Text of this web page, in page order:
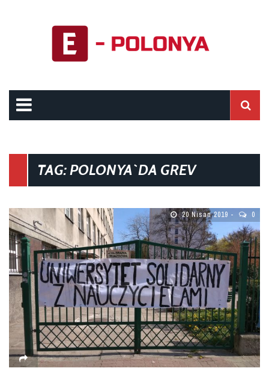
TAG: POLONYA`DA GREV
20 Nisan 2019 0